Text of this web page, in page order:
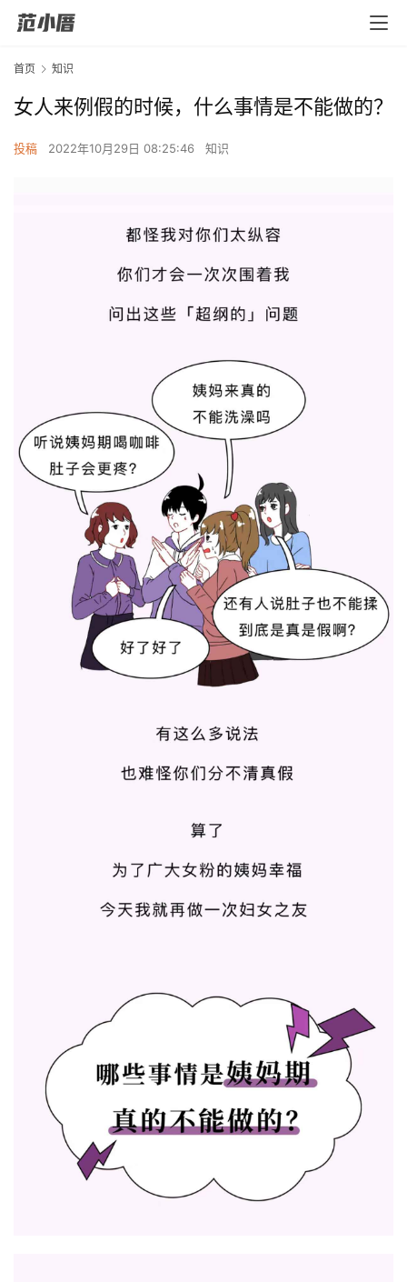
首页 知识
女人来例假的时候，什么事情是不能做的？
投稿 2022年10月29日 08:25:46 知识